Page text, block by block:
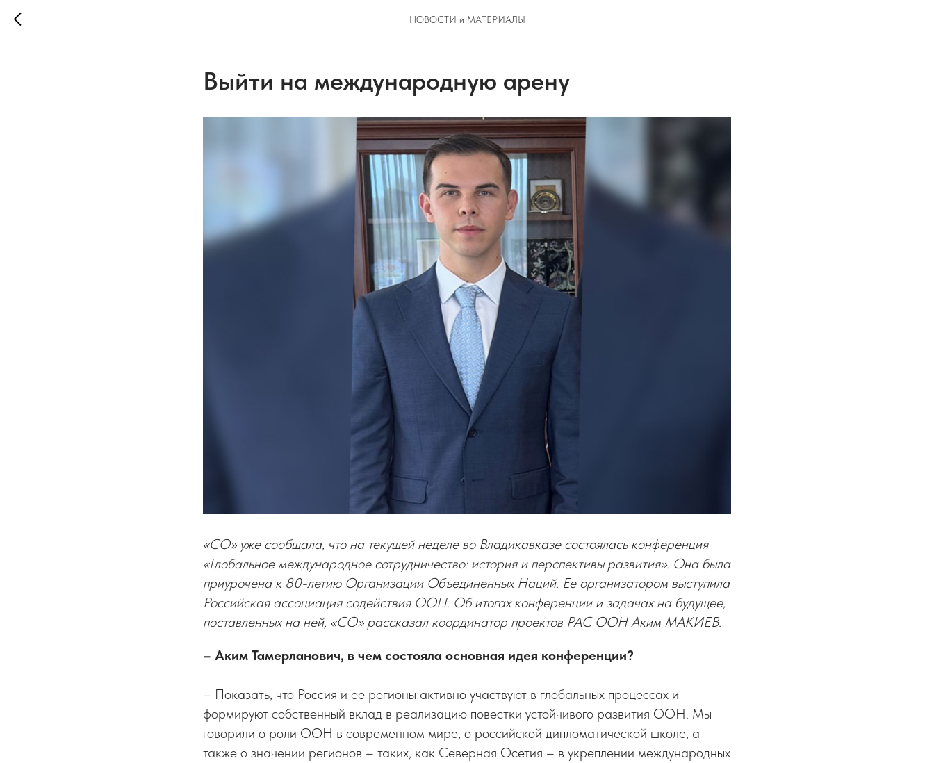
НОВОСТИ и МАТЕРИАЛЫ
Выйти на международную арену
«СО» уже сообщала, что на текущей неделе во Владикавказе состоялась конференция
«Глобальное международное сотрудничество: история и перспективы развития». Она была
приурочена к 80-летию Организации Объединенных Наций. Ее организатором выступила
Российская ассоциация содействия ООН. Об итогах конференции и задачах на будущее,
поставленных на ней, «СО» рассказал координатор проектов РАС ООН Аким МАКИЕВ.
– Аким Тамерланович, в чем состояла основная идея конференции?
– Показать, что Россия и ее регионы активно участвуют в глобальных процессах и
формируют собственный вклад в реализацию повестки устойчивого развития ООН. Мы
говорили о роли ООН в современном мире, о российской дипломатической школе, а
также о значении регионов – таких, как Северная Осетия – в укреплении международных